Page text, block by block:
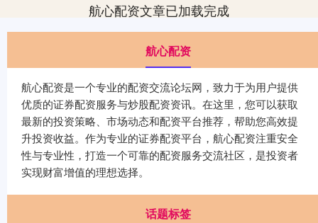
航心配资文章已加载完成
航心配资
航心配资是一个专业的配资交流论坛网，致力于为用户提供
优质的证券配资服务与炒股配资资讯。在这里，您可以获取
最新的投资策略、市场动态和配资平台推荐，帮助您高效提
升投资收益。作为专业的证券配资平台，航心配资注重安全
性与专业性，打造一个可靠的配资服务交流社区，是投资者
实现财富增值的理想选择。
话题标签